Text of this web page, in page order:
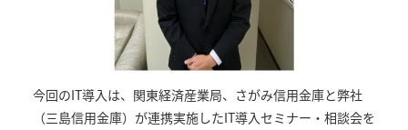
今回のIT導入は、関東経済産業局、さがみ信用金庫と弊社
（三島信用金庫）が連携実施したIT導入セミナー・相談会を